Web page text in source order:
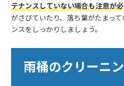
テナンスしていない場合も注意が
がさびていたり、落ち葉がたまっ
ンスをしっかりしましょう。
雨桶のクリーニ